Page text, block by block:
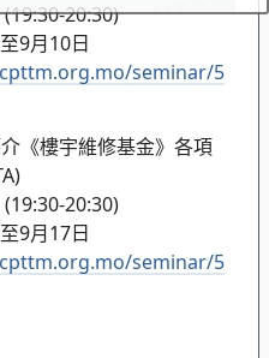
20:30)
9月10日
seminar/5
《樓宇維修基金》各項
20:30)
9月17日
seminar/5